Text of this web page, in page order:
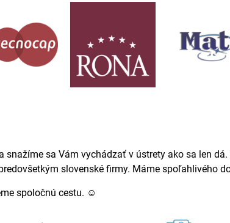
sa Vám vychádzať v ústrety ako sa len
slovenské firmy. Máme spoľahlivého
spoločnú cestu. ☺